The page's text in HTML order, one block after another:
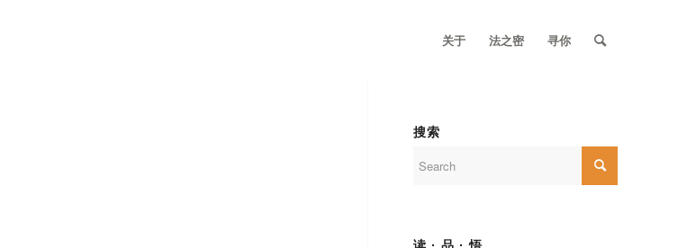
关于 法之密 寻你
搜索